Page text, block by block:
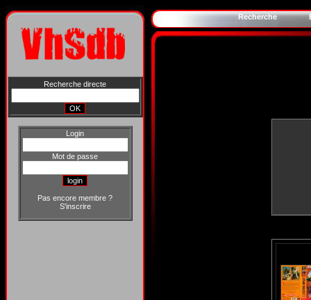
Recherche directe
Login
Mot de passe
Pas encore membre ?
S'inscrire
Recherche